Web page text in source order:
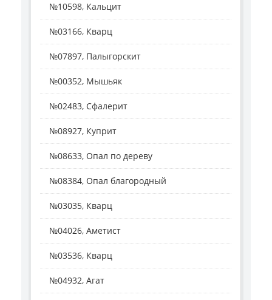
№10598, Кальцит
№03166, Кварц
№07897, Палыгорскит
№00352, Мышьяк
№02483, Сфалерит
№08927, Куприт
№08633, Опал по дереву
№08384, Опал благородный
№03035, Кварц
№04026, Аметист
№03536, Кварц
№04932, Агат